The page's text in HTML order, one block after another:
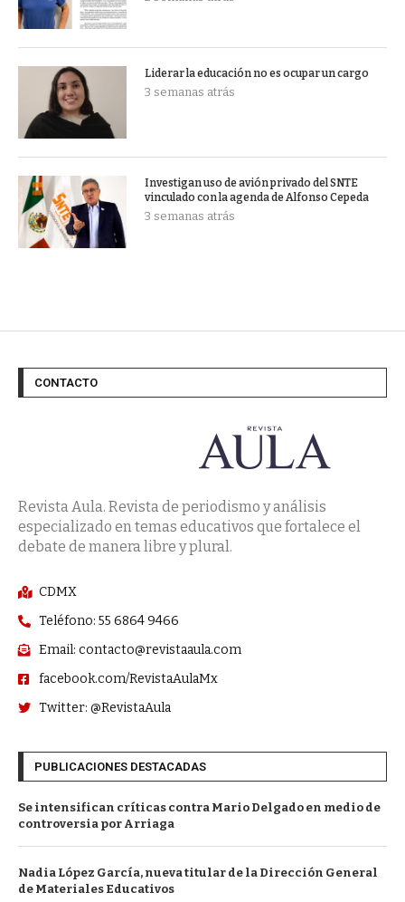
Liderar la educación no es ocupar un cargo
3 semanas atrás
Investigan uso de avión privado del SNTE
vinculado con la agenda de Alfonso Cepeda
3 semanas atrás
CONTACTO
Revista Aula. Revista de periodismo y análisis
especializado en temas educativos que fortalece el
debate de manera libre y plural.
CDMX
Teléfono: 55 6864 9466
Email: contacto@revistaaula.com
facebook.com/RevistaAulaMx
Twitter: @RevistaAula
PUBLICACIONES DESTACADAS
Se intensifican críticas contra Mario Delgado en medio de
controversia por Arriaga
Nadia López García, nueva titular de la Dirección General
de Materiales Educativos